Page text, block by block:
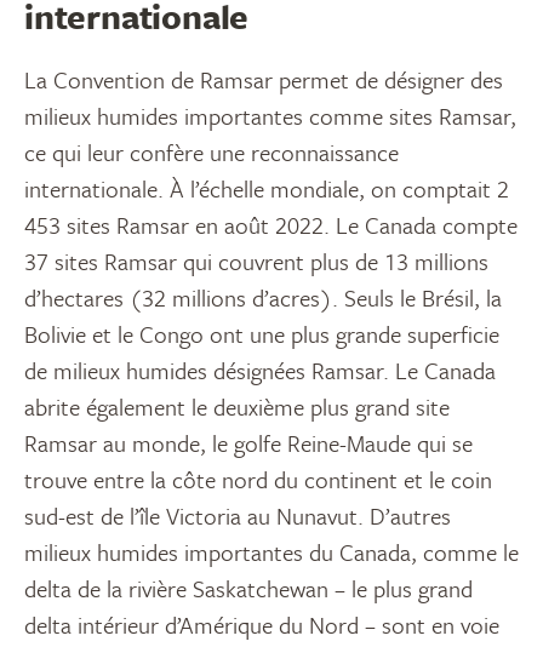
internationale
La Convention de Ramsar permet de désigner des
milieux humides importantes comme sites Ramsar,
ce qui leur confère une reconnaissance
internationale. À l’échelle mondiale, on comptait 2
453 sites Ramsar en août 2022. Le Canada compte
37 sites Ramsar qui couvrent plus de 13 millions
d’hectares (32 millions d’acres). Seuls le Brésil, la
Bolivie et le Congo ont une plus grande superficie
de milieux humides désignées Ramsar. Le Canada
abrite également le deuxième plus grand site
Ramsar au monde, le golfe Reine-Maude qui se
trouve entre la côte nord du continent et le coin
sud-est de l’île Victoria au Nunavut. D’autres
milieux humides importantes du Canada, comme le
delta de la rivière Saskatchewan – le plus grand
delta intérieur d’Amérique du Nord – sont en voie